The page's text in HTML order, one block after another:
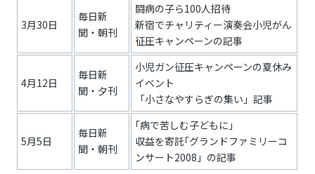
3月30日
毎日新
聞・朝刊
闘病の子ら100人招待
新宿でチャリティー演奏会小児がん
征圧キャンペーンの記事
4月12日
毎日新
聞・夕刊
小児ガン征圧キャンペーンの夏休み
イベント
「小さなやすらぎの集い」記事
5月5日
毎日新
聞・朝刊
｢病で苦しむ子どもに」
収益を寄託｢グランドファミリーコ
ンサート2008」の記事